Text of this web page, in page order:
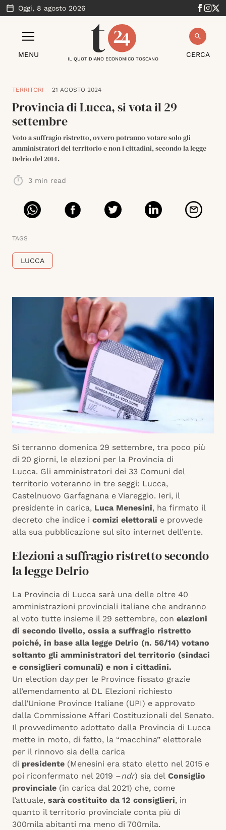
Oggi, 8 agosto 2026
MENU CERCA
IL QUOTIDIANO ECONOMICO TOSCANO
TERRITORI 21 AGOSTO 2024
Provincia di Lucca, si vota il 29
settembre
Voto a suffragio ristretto, ovvero potranno votare solo gli
amministratori del territorio e non i cittadini, secondo la legge
Delrio del 2014.
3 min read
TAGS
LUCCA
Si terranno domenica 29 settembre, tra poco più
di 20 giorni, le elezioni per la Provincia di
Lucca. Gli amministratori dei 33 Comuni del
territorio voteranno in tre seggi: Lucca,
Castelnuovo Garfagnana e Viareggio. Ieri, il
presidente in carica, Luca Menesini, ha firmato il
decreto che indice i comizi elettorali e provvede
alla sua pubblicazione sul sito internet dell’ente.
Elezioni a suffragio ristretto secondo
la legge Delrio
La Provincia di Lucca sarà una delle oltre 40
amministrazioni provinciali italiane che andranno
al voto tutte insieme il 29 settembre, con elezioni
di secondo livello, ossia a suffragio ristretto
poiché, in base alla legge Delrio (n. 56/14) votano
soltanto gli amministratori del territorio (sindaci
e consiglieri comunali) e non i cittadini.
Un election dayper le Province fissato grazie
all’emendamento al DL Elezioni richiesto
dall’Unione Province Italiane (UPI) e approvato
dalla Commissione Affari Costituzionali del Senato.
Il provvedimento adottato dalla Provincia di Lucca
mette in moto, di fatto, la “macchina” elettorale
per il rinnovo sia della carica
di presidente (Menesini era stato eletto nel 2015 e
poi riconfermato nel 2019 –ndr) sia del Consiglio
provinciale (in carica dal 2021) che, come
l’attuale, sarà costituito da 12 consiglieri, in
quanto il territorio provinciale conta più di
300mila abitanti ma meno di 700mila.